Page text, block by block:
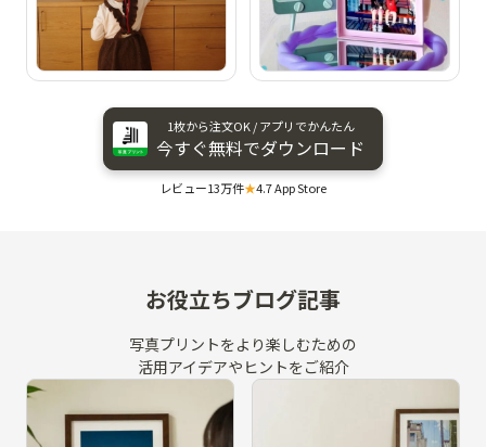
1枚から​注文OK / アプリで​かんたん
今すぐ​無料で​ダウンロード
レビュー13万件★4.7 App Store
お役立ちブログ記事
写真プリントをより楽しむための
活用アイデアやヒントをご紹介